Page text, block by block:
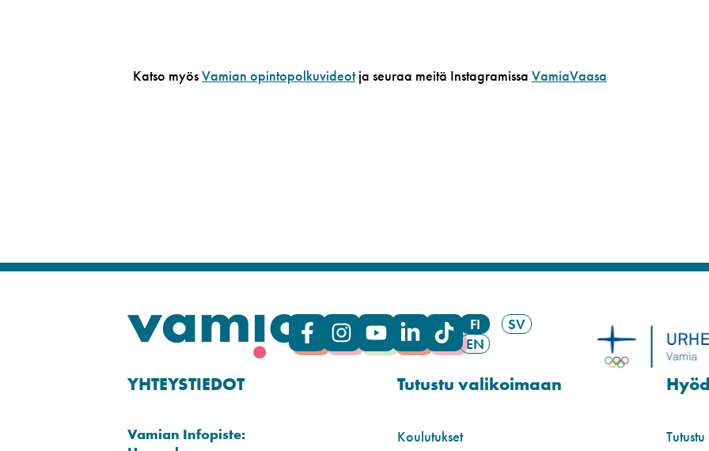
Katso myösVamian opintopolkuvideotja seuraa meitä Instagramissa VamiaVaasa
FI
SV
EN
YHTEYSTIEDOT
Vamian Infopiste:
Tutustu valikoimaan
Koulutukset